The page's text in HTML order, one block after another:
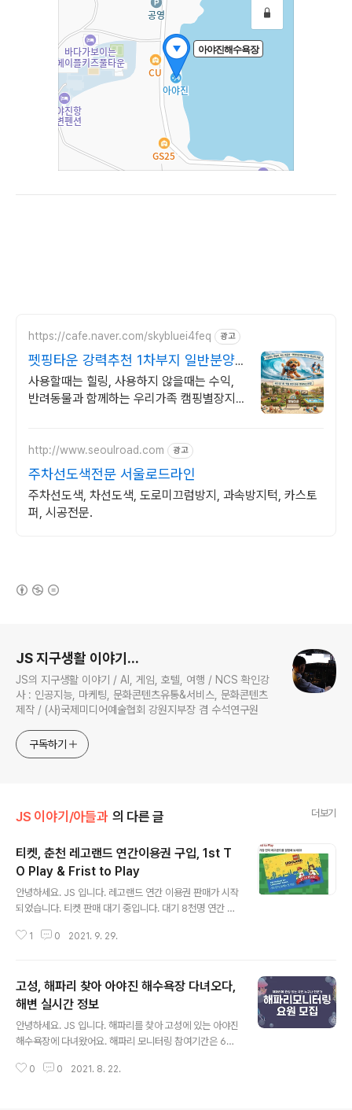
https://cafe.naver.com/skybluei4feq 광고
펫핑타운 강력추천 1차부지 일반분양
중
사용할때는 힐링, 사용하지 않을때는 수익,
반려동물과 함께하는 우리가족 캠핑별장지
http://www.seoulroad.com 광고
주차선도색전문 서울로드라인
주차선도색, 차선도색, 도로미끄럼방지, 과속방지턱, 카스토
퍼, 시공전문.
JS 지구생활 이야기...
JS의 지구생활 이야기 / AI, 게임, 호텔, 여행 / NCS 확인강
사 : 인공지능, 마케팅, 문화콘텐츠유통&서비스, 문화콘텐츠
제작 / (사)국제미디어예술협회 강원지부장 겸 수석연구원
구독하기
JS 이야기/아들과 의 다른 글 더보기
티켓, 춘천 레고랜드 연간이용권 구입, 1st T
O Play & Frist to Play
안녕하세요. JS 입니다. 레고랜드 연간 이용권 판매가 시작
되었습니다. 티켓 판매 대기 중입니다. 대기 8천명 연간 회
Play 혜택이 있습니다. 퍼스트 투 플레이 패스는 새로 오픈
실물 카드가 증정된다고 합니다. 이건 상당히 괜찮습니다.
사전 구입하신 분들만 실물카드가 증정되고, 그 외 디지털
티켓만 제공됩니다. 구입하실 분들은 이번 기회가 참 좋은
거 같아요. 오픈 예정일 2022년 5월 5일 Fist To Play
혜택이 적용되면 4월 중순 입장 가능! 유효 기간은 1년 사
전 입장 기간은 제외! 티켓 가격 149,0..
1 0 2021. 9. 29.
고성, 해파리 찾아 아야진 해수욕장 다녀오다,
해변 실시간 정보
안녕하세요. JS 입니다. 해파리를 찾아 고성에 있는 아야진
해수욕장에 다녀왔어요. 해파리 모니터링 참여기간은 6월
00명에 들어가면 선물을 주고 있어요. 그래서?? 이젠 사람
0 0 2021. 8. 22.